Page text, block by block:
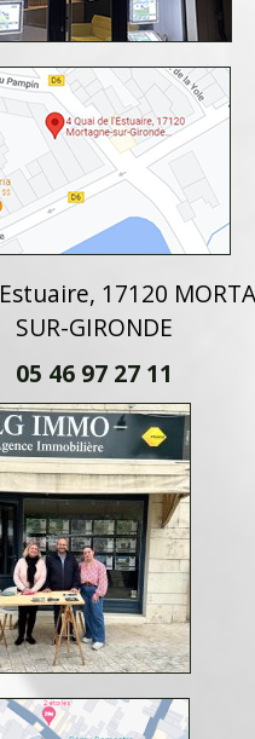
17120
SUR-GIRONDE
05 46 97 27 11